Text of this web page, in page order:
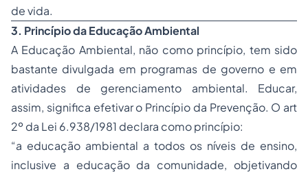
de vida.
3. Princípio da Educação Ambiental
A Educação Ambiental, não como princípio, tem sido
bastante divulgada em programas de governo e em
atividades de gerenciamento ambiental. Educar,
assim, significa efetivar o Princípio da Prevenção. O art
2º da Lei 6.938/1981 declara como princípio:
“a educação ambiental a todos os níveis de ensino,
inclusive a educação da comunidade, objetivando